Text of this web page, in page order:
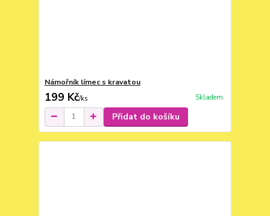
Námořník límec s kravatou
199 Kč/ks Skladem
Přidat do košíku